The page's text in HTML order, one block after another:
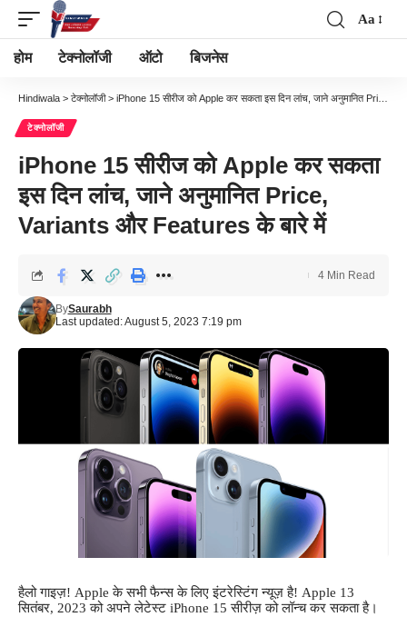
Font
Resizer
Aa
होम टेक्नोलॉजी ऑटो बिजनेस
Hindiwala > टेक्नोलॉजी> iPhone 15 सीरीज को Apple कर सकता इस दिन लांच, जाने अनुमानित Price, Variants और Features के बारे में
टेक्नोलॉजी
iPhone 15 सीरीज को Apple कर सकता
इस दिन लांच, जाने अनुमानित Price,
Variants और Features के बारे में
Last updated: August 5, 2023 7:19 pm
BySaurabh
4 Min Read
हैलो गाइज़! Apple के सभी फैन्स के लिए इंटरेस्टिंग न्यूज़ है! Apple 13
सितंबर, 2023 को अपने लेटेस्ट iPhone 15 सीरीज़ को लॉन्च कर सकता है।